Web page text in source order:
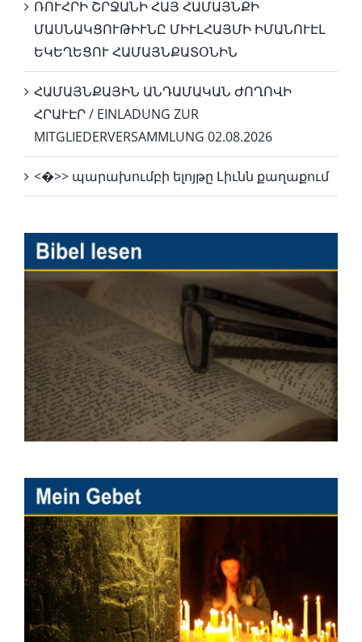
ՌՈՒՀՐԻ ՇՐՋԱՆԻ ՀԱՅ ՀԱՄԱՅՆՔԻ
ՄԱՍՆԱԿՑՈՒԹԻՒՆԸ ՄԻՒԼՀԱՅՄԻ ԻՄԱՆՈՒԷԼ
ԵԿԵՂԵՑՈՒ ՀԱՄԱՅՆՔԱՏՕՆԻՆ
ՀԱՄԱՅՆՔԱՅԻՆ ԱՆԴԱՄԱԿԱՆ ԺՈՂՈՎԻ
ՀՐԱՒԷՐ / EINLADUNG ZUR
MITGLIEDERVERSAMMLUNG 02.08.2026
<�>> պարախումբի ելոյթը Լիւնն քաղաքում